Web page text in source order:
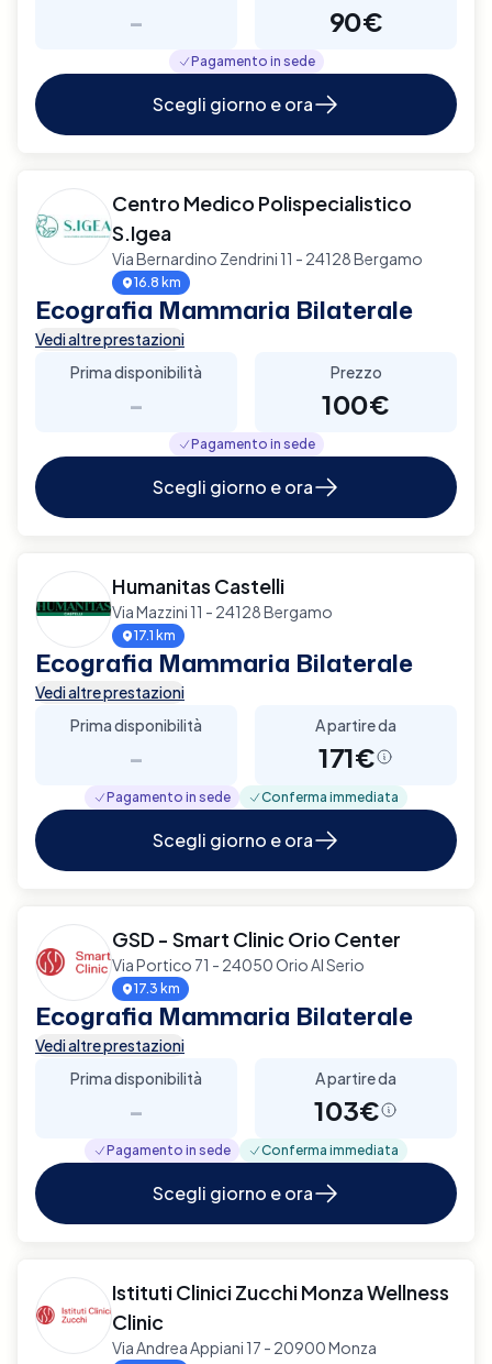
- 90€
Pagamento in sede
Scegli giorno e ora
Centro Medico Polispecialistico
S.Igea
Via Bernardino Zendrini 11 - 24128 Bergamo
16.8 km
Ecografia Mammaria Bilaterale
Vedi altre prestazioni
Prima disponibilità
-
Prezzo
100€
Pagamento in sede
Scegli giorno e ora
Humanitas Castelli
Via Mazzini 11 - 24128 Bergamo
17.1 km
Ecografia Mammaria Bilaterale
Vedi altre prestazioni
Prima disponibilità
-
A partire da
171€
Pagamento in sede Conferma immediata
Scegli giorno e ora
GSD - Smart Clinic Orio Center
Via Portico 71 - 24050 Orio Al Serio
17.3 km
Ecografia Mammaria Bilaterale
Vedi altre prestazioni
Prima disponibilità
-
A partire da
103€
Pagamento in sede Conferma immediata
Scegli giorno e ora
Istituti Clinici Zucchi Monza Wellness
Clinic
Via Andrea Appiani 17 - 20900 Monza